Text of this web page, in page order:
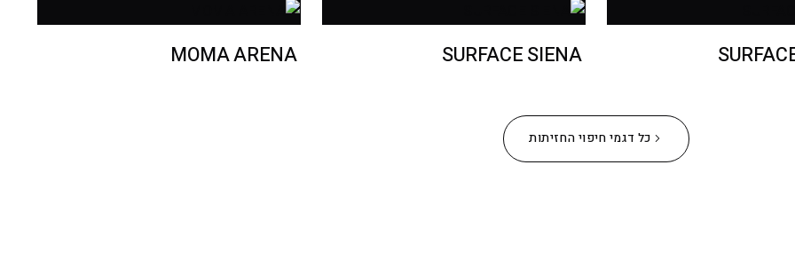
SURFACE SIENA
MOMA ARENA
כל דגמי חיפוי החזיתות